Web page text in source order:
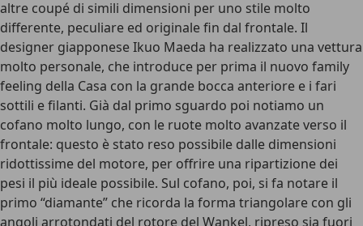
altre coupé di simili dimensioni per uno stile molto
differente, peculiare ed originale fin dal frontale. Il
designer giapponese Ikuo Maeda ha realizzato una vettura
molto personale, che introduce per prima il nuovo family
feeling della Casa con la grande bocca anteriore e i fari
sottili e filanti. Già dal primo sguardo poi notiamo un
cofano molto lungo, con le ruote molto avanzate verso il
frontale: questo è stato reso possibile dalle dimensioni
ridottissime del motore, per offrire una ripartizione dei
pesi il più ideale possibile. Sul cofano, poi, si fa notare il
primo “diamante” che ricorda la forma triangolare con gli
angoli arrotondati del rotore del Wankel, ripreso sia fuori